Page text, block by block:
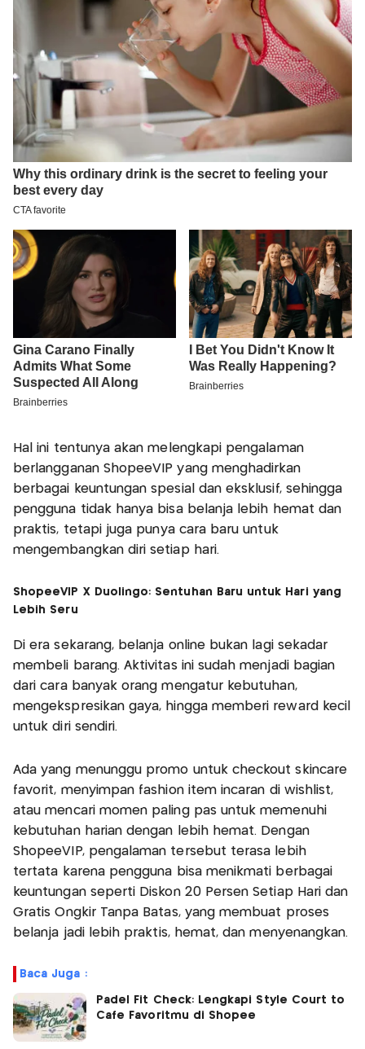
Hal ini tentunya akan melengkapi pengalaman
berlangganan ShopeeVIP yang menghadirkan
berbagai keuntungan spesial dan eksklusif, sehingga
pengguna tidak hanya bisa belanja lebih hemat dan
praktis, tetapi juga punya cara baru untuk
mengembangkan diri setiap hari.
ShopeeVIP X Duolingo: Sentuhan Baru untuk Hari yang
Lebih Seru
Di era sekarang, belanja online bukan lagi sekadar
membeli barang. Aktivitas ini sudah menjadi bagian
dari cara banyak orang mengatur kebutuhan,
mengekspresikan gaya, hingga memberi reward kecil
untuk diri sendiri.
Ada yang menunggu promo untuk checkout skincare
favorit, menyimpan fashion item incaran di wishlist,
atau mencari momen paling pas untuk memenuhi
kebutuhan harian dengan lebih hemat. Dengan
ShopeeVIP, pengalaman tersebut terasa lebih
tertata karena pengguna bisa menikmati berbagai
keuntungan seperti Diskon 20 Persen Setiap Hari dan
Gratis Ongkir Tanpa Batas, yang membuat proses
belanja jadi lebih praktis, hemat, dan menyenangkan.
Baca Juga :
Padel Fit Check: Lengkapi Style Court to
Cafe Favoritmu di Shopee